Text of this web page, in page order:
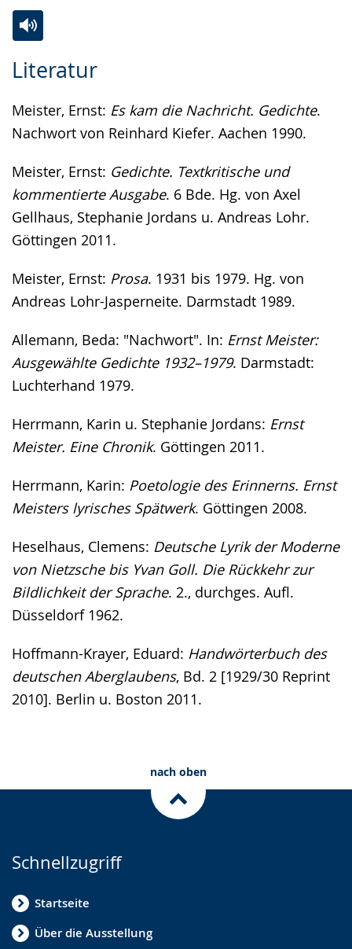
Literatur
Meister, Ernst: Es kam die Nachricht. Gedichte.
Nachwort von Reinhard Kiefer. Aachen 1990.
Meister, Ernst: Gedichte. Textkritische und
kommentierte Ausgabe. 6 Bde. Hg. von Axel
Gellhaus, Stephanie Jordans u. Andreas Lohr.
Göttingen 2011.
Meister, Ernst: Prosa. 1931 bis 1979. Hg. von
Andreas Lohr-Jasperneite. Darmstadt 1989.
Allemann, Beda: "Nachwort". In: Ernst Meister:
Ausgewählte Gedichte 1932–1979. Darmstadt:
Luchterhand 1979.
Herrmann, Karin u. Stephanie Jordans: Ernst
Meister. Eine Chronik. Göttingen 2011.
Herrmann, Karin: Poetologie des Erinnerns. Ernst
Meisters lyrisches Spätwerk. Göttingen 2008.
Heselhaus, Clemens: Deutsche Lyrik der Moderne
von Nietzsche bis Yvan Goll. Die Rückkehr zur
Bildlichkeit der Sprache. 2., durchges. Aufl.
Düsseldorf 1962.
Hoffmann-Krayer, Eduard: Handwörterbuch des
deutschen Aberglaubens, Bd. 2 [1929/30 Reprint
2010]. Berlin u. Boston 2011.
Leichten
wechseln.
Audio-
Video
Deutscher
Gebärdensprache
wird
angezeigt.
nach oben
Schnellzugriff
Startseite
Über die Ausstellung